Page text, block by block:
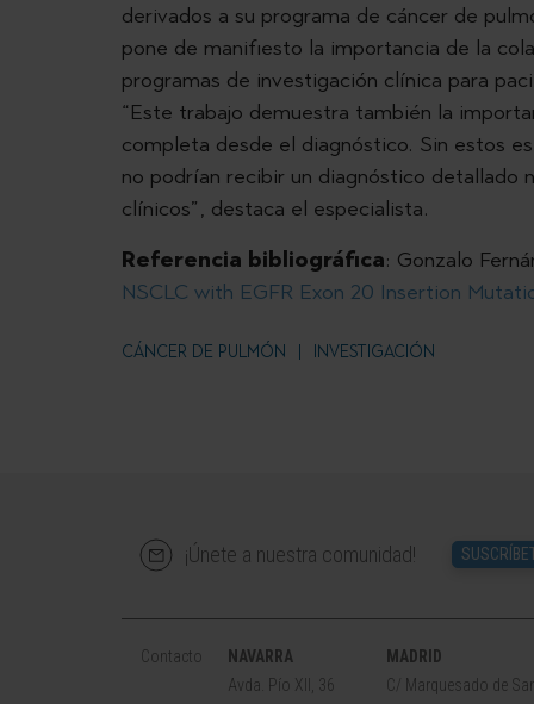
derivados a su programa de cáncer de
pone de manifiesto la importancia de la
programas de investigación clínica para
“Este trabajo demuestra también la
completa desde el diagnóstico. Sin estos
no podrían recibir un diagnóstico detallado
clínicos”, destaca el especialista.
Referencia bibliográfica: Gonzalo
NSCLC with EGFR Exon 20 Insertion
CÁNCER DE PULMÓN INVESTIGACIÓN
¡Únete a nuestra comunidad!
Contacto
NAVARRA
Avda. Pío XII, 36
MADRID
C/ Marquesado de